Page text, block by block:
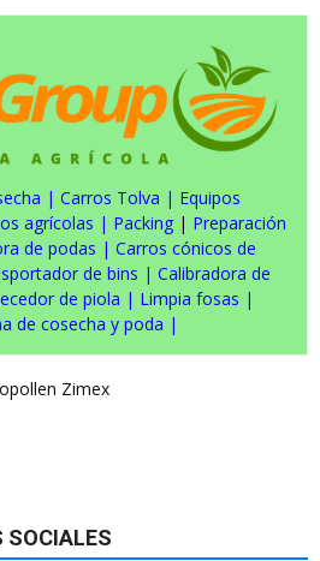
| Carros Tolva | Equipos
agrícolas | Packing | Preparación
de podas | Carros cónicos de
de bins | Calibradora de
de piola | Limpia fosas |
de cosecha y poda |
SOCIALES